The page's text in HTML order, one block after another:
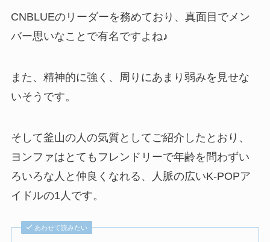
CNBLUEのリーダーを務めており、真面目でメン
バー思いなことで有名ですよね♪
また、精神的に強く、周りにあまり弱みを見せな
いそうです。
そして釜山の人の気質としてご紹介したとおり、
ヨンファはとてもフレンドリーで年齢を問わずい
ろいろな人と仲良くなれる、人脈の広いK-POPア
イドルの1人です。
あわせて読みたい